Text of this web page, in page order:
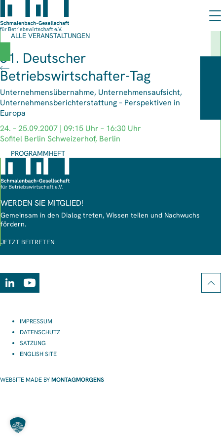
ALLE VERANSTALTUNGEN
61. Deutscher
Betriebswirtschafter-Tag
Unternehmensübernahme, Unternehmensaufsicht,
Unternehmensberichterstattung – Perspektiven in
Europa
24. – 25.09.2007 | 09:15 Uhr – 16:30 Uhr
Sofitel Berlin Schweizerhof, Berlin
PROGRAMMHEFT
WERDEN SIE MITGLIED!
Gemeinsam in den Dialog treten, Wissen teilen und Nachwuchs
fördern.
JETZT BEITRETEN
LinkedInYoutube
IMPRESSUM
DATENSCHUTZ
SATZUNG
ENGLISH SITE
WEBSITE MADE BYMONTAGMORGENS